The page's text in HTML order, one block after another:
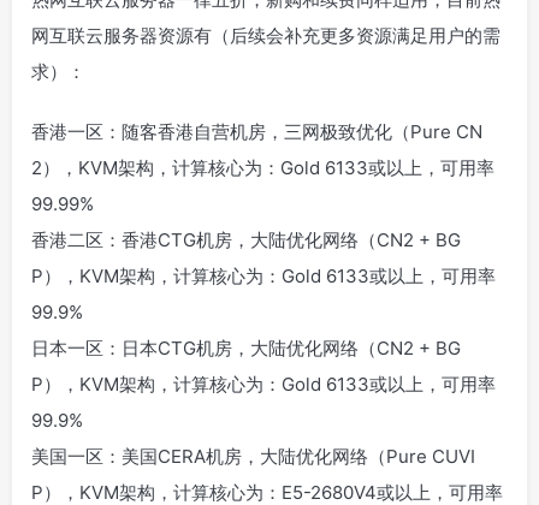
网互联云服务器资源有（后续会补充更多资源满足用户的需
求）：
香港一区：随客香港自营机房，三网极致优化（Pure CN
2），KVM架构，计算核心为：Gold 6133或以上，可用率
99.99%
香港二区：香港CTG机房，大陆优化网络（CN2 + BG
P），KVM架构，计算核心为：Gold 6133或以上，可用率
99.9%
日本一区：日本CTG机房，大陆优化网络（CN2 + BG
P），KVM架构，计算核心为：Gold 6133或以上，可用率
99.9%
美国一区：美国CERA机房，大陆优化网络（Pure CUVI
P），KVM架构，计算核心为：E5-2680V4或以上，可用率